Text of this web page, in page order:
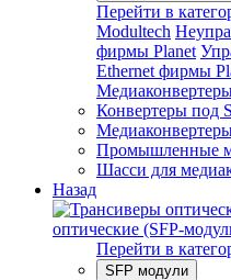
Перейти в
Modultech
фирмы Planet
Ethernet фирмы
Конвертеры под
Промышленные
Шасси для
Назад
оптические (SFP-
Перейти в
SFP модули